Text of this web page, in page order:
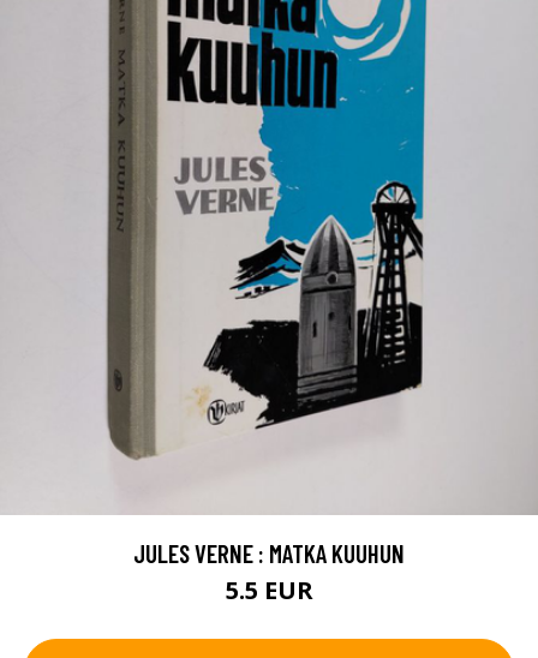
JULES VERNE : MATKA KUUHUN
5.5 EUR